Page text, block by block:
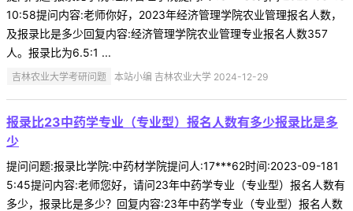
10:58提问内容:老师你好，2023年经济管理学院农业管理报名人数，
及报录比是多少回复内容:经济管理学院农业管理专业报名人数357
人。报录比为6.5:1 ...
吉林农业大学考研问题 本站小编 吉林农业大学 2024-12-29
报录比23中药学专业（专业型）报名人数有多少报录比是多
少
提问问题:报录比学院:中药材学院提问人:17***62时间:2023-09-181
5:45提问内容:老师您好，请问23年中药学专业（专业型）报名人数有
多少，报录比是多少？回复内容:23年中药学专业（专业型）报名人数